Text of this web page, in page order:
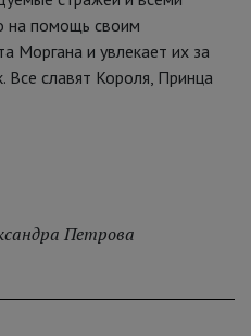
на помощь своим
Моргана и увлекает их за
Все славят Короля, Принца
Петрова